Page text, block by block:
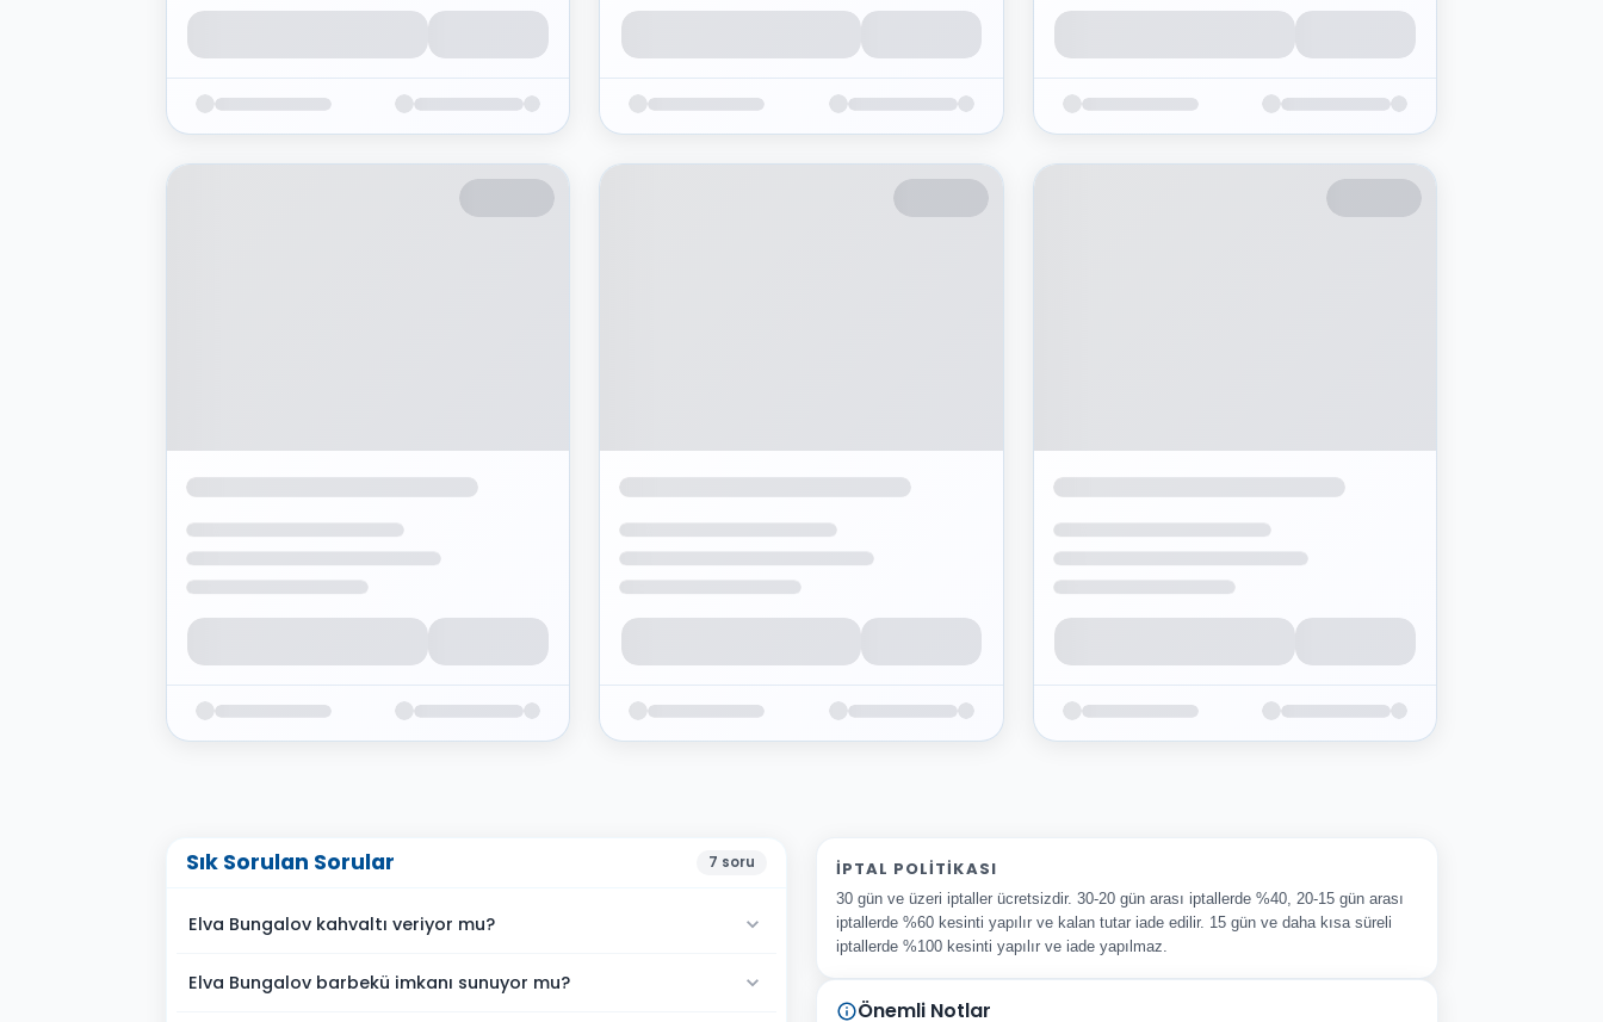
Sık Sorulan Sorular 7 soru
Elva Bungalov kahvaltı veriyor mu?
Elva Bungalov barbekü imkanı sunuyor mu?
İPTAL POLITIKASI
30 gün ve üzeri iptaller ücretsizdir. 30-20 gün arası iptallerde %40, 20-15 gün arası
iptallerde %60 kesinti yapılır ve kalan tutar iade edilir. 15 gün ve daha kısa süreli
iptallerde %100 kesinti yapılır ve iade yapılmaz.
Önemli Notlar